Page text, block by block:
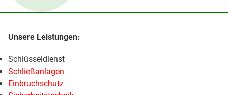
Schlüsseldienst
Schließanlagen
Einbruchschutz